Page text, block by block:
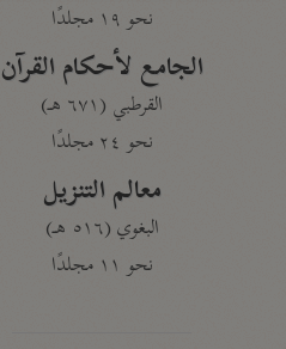
نحو ١٩ مجلدًا
الجامع لأحكام القرآن
القرطبي (٦٧١ هـ)
نحو ٢٤ مجلدًا
معالم التنزيل
البغوي (٥١٦ هـ)
نحو ١١ مجلدًا